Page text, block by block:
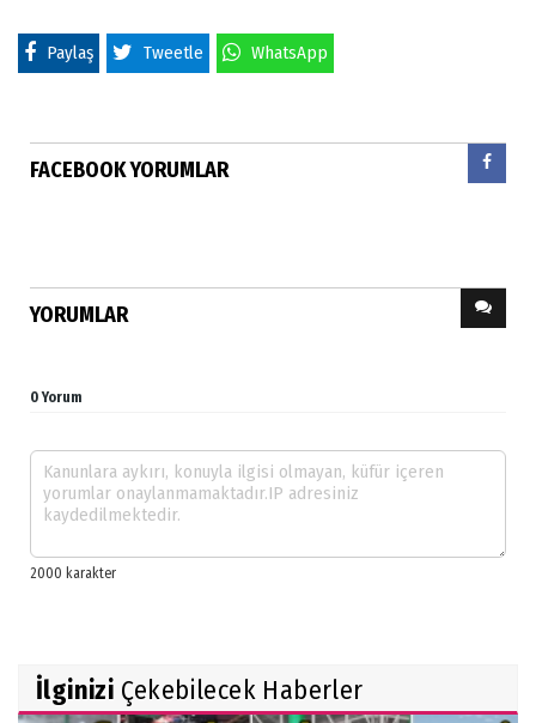
Paylaş Tweetle WhatsApp
FACEBOOK YORUMLAR
YORUMLAR
0 Yorum
İlginizi Çekebilecek Haberler